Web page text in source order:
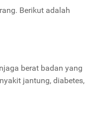
Berikut adalah
berat badan yang
jantung, diabetes,